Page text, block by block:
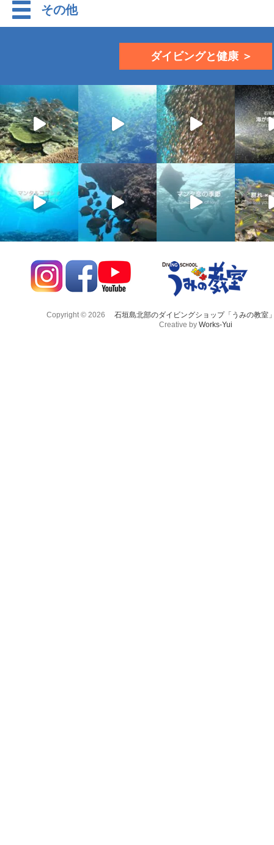
その他
ダイビングと健康 ＞
Copyright © 2026
石垣島北部のダイビングショップ「うみの教室
Creative by Works-Yui